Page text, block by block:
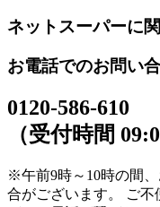
ネットスーパーに
お電話でのお問い
0120-586-610
（受付時間
※午前9時～10時の間
合がございます。 ご